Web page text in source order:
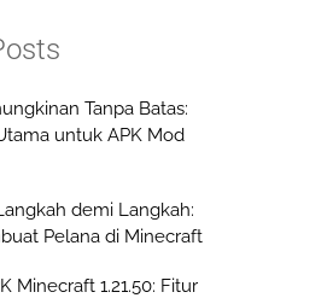
Tanpa Batas:
untuk APK Mod
demi Langkah:
Pelana di Minecraft
Minecraft 1.21.50: Fitur